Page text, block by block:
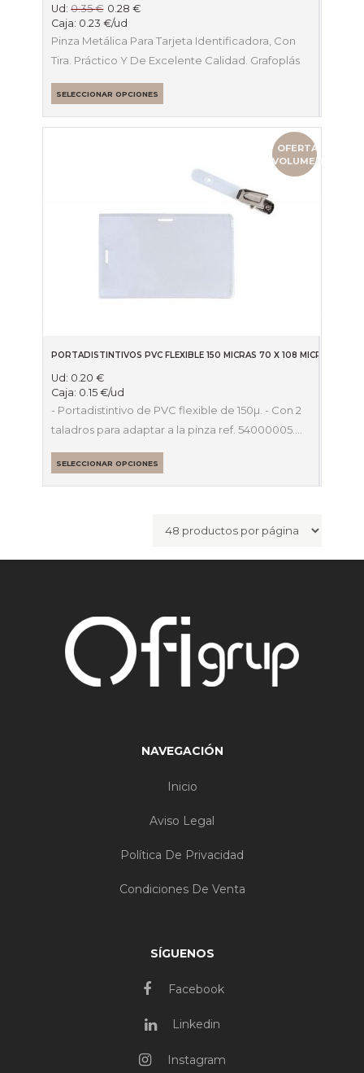
Ud:0.35€ 0.28€
Caja: 0.23€/ud
Pinza Metálica Para Tarjeta Identificadora, Con
Tira. Práctico Y De Excelente Calidad. Grafoplás
SELECCIONAR OPCIONES
OFERTA
VOLUMEN
PORTADISTINTIVOS PVC FLEXIBLE 150 MICRAS 70 X 108 MICRAS
Ud: 0.20€
Caja: 0.15€/ud
- Portadistintivo de PVC flexible de 150µ. - Con 2
taladros para adaptar a la pinza ref. 54000005.…
SELECCIONAR OPCIONES
NAVEGACIÓN
Inicio
Aviso Legal
Política De Privacidad
Condiciones De Venta
SÍGUENOS
Facebook
Linkedin
Instagram